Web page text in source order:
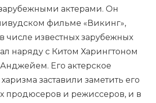
актерами. Он
фильме «Викинг»,
числе известных зарубежных
наряду с Китом Харингтоном
Его актерское
заставили заметить его
продюсеров и режиссеров, и в